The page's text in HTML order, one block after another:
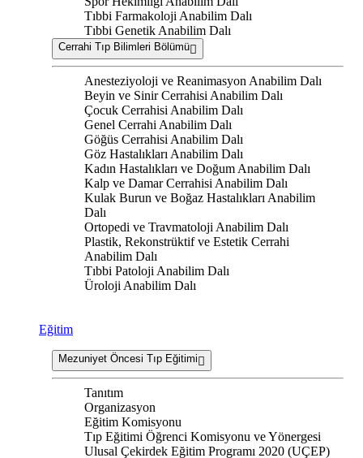
Tıbbi Farmakoloji Anabilim Dalı
Tıbbi Genetik Anabilim Dalı
Cerrahi Tıp Bilimleri Bölümü
Anesteziyoloji ve Reanimasyon Anabilim Dalı
Beyin ve Sinir Cerrahisi Anabilim Dalı
Çocuk Cerrahisi Anabilim Dalı
Genel Cerrahi Anabilim Dalı
Göğüs Cerrahisi Anabilim Dalı
Göz Hastalıkları Anabilim Dalı
Kadın Hastalıkları ve Doğum Anabilim Dalı
Kalp ve Damar Cerrahisi Anabilim Dalı
Kulak Burun ve Boğaz Hastalıkları Anabilim
Dalı
Ortopedi ve Travmatoloji Anabilim Dalı
Plastik, Rekonstrüktif ve Estetik Cerrahi
Anabilim Dalı
Tıbbi Patoloji Anabilim Dalı
Üroloji Anabilim Dalı
Eğitim
Mezuniyet Öncesi Tıp Eğitimi
Tanıtım
Organizasyon
Eğitim Komisyonu
Tıp Eğitimi Öğrenci Komisyonu ve Yönergesi
Ulusal Çekirdek Eğitim Programı 2020 (UÇEP)